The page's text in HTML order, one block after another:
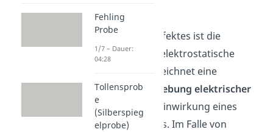
auftreten.
Auslöser dieses Effektes ist die
Influenz, also die elektrostatische
Induktion. Sie bezeichnet eine
räumlicheVerschiebung elektrischer
Ladungen
durch Einwirkung eines
elektrischen Feldes. Im Falle von
Fehling
Probe
1/7 – Dauer:
04:28
Tollensprob
e
(Silberspieg
elprobe)